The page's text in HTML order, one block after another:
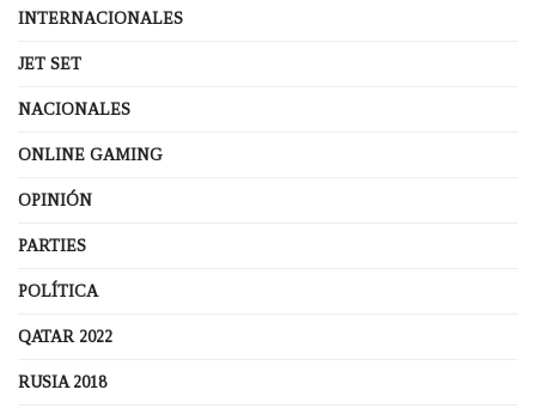
INTERNACIONALES
JET SET
NACIONALES
ONLINE GAMING
OPINIÓN
PARTIES
POLÍTICA
QATAR 2022
RUSIA 2018